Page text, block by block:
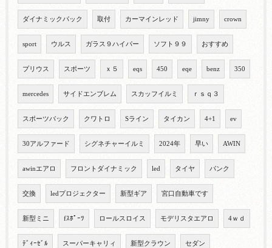
ダイナミックパック 取付 カーマインレッド jimny crown
sport ウルス ガラス９ハイパー ソフト９９ おすすめ
プリウス スポーツ ｘ５ eqs 450 eqe benz 350
mercedes サイドエンブレム スカッフイルミ ｒｓｑ３
スポーツバック クワトロ Sライン タイカン 4+1 ev
30アルファード シグネチャーイルミ 2024年 早い AWIN
awinエアロ フロントダイナミック led タイヤ パンク
交換 ledプロジェクター 新型ギア 宮口自動車です
新型ミニ fｽﾎﾟｰﾂ ロールスロイス モデリスタエアロ 4ｗｄ
ﾃﾞｨｰｾﾞﾙ スーパーキャリィ 新型クラウン セダン